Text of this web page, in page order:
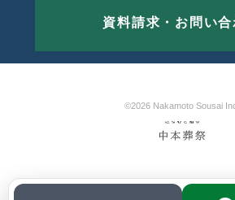
資料請求・お問い合
©2026 Nakamoto Sousai